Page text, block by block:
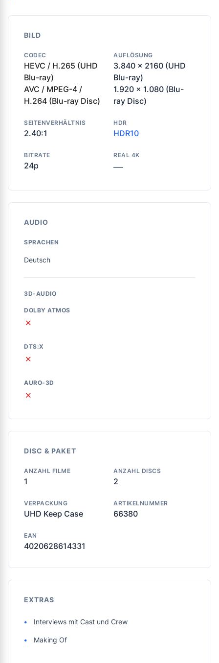
BILD
CODEC
HEVC / H.265 (UHD
Blu-ray)
AVC / MPEG-4 /
H.264 (Blu-ray Disc)
AUFLÖSUNG
3.840 x 2160 (UHD
Blu-ray)
1.920 x 1.080 (Blu-
ray Disc)
SEITENVERHÄLTNIS
2.40:1
HDR
HDR10
BITRATE
24p
REAL 4K
—
AUDIO
SPRACHEN
Deutsch
3D-AUDIO
DOLBY ATMOS
✗
DTS:X
✗
AURO-3D
✗
DISC & PAKET
ANZAHL FILME
1
ANZAHL DISCS
2
VERPACKUNG
UHD Keep Case
ARTIKELNUMMER
66380
EAN
4020628614331
EXTRAS
Interviews mit Cast und Crew
Making Of